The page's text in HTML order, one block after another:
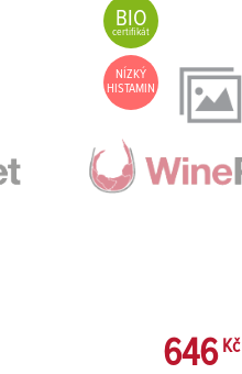
BIO
certifikát
NÍZKÝ
HISTAMIN
646Kč